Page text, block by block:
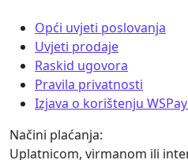
Opći uvjeti poslovanja
Uvjeti prodaje
Raskid ugovora
Pravila privatnosti
Izjava o korištenju
Načini plaćanja:
Uplatnicom, virmanom ili